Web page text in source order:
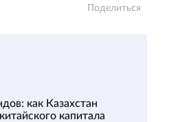
Поделиться
как Казахстан
капитала